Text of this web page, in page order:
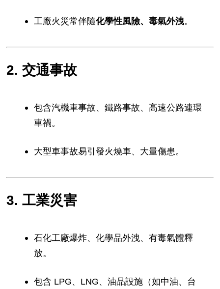
工廠火災常伴隨化學性風險、毒氣外洩。
2. 交通事故
包含汽機車事故、鐵路事故、高速公路連環
車禍。
大型車事故易引發火燒車、大量傷患。
3. 工業災害
石化工廠爆炸、化學品外洩、有毒氣體釋
放。
包含 LPG、LNG、油品設施（如中油、台